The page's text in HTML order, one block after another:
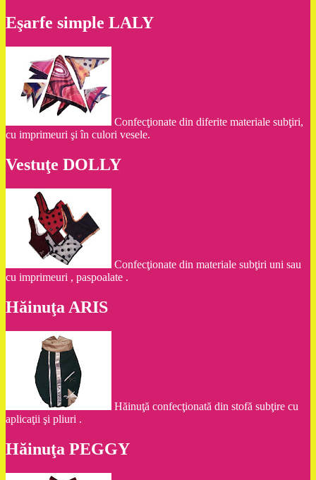
Eşarfe simple LALY
Confecţionate din diferite materiale subţiri,
cu imprimeuri şi în culori vesele.
Vestuţe DOLLY
Confecţionate din materiale subţiri uni sau
cu imprimeuri , paspoalate .
Hăinuţa ARIS
Hăinuţă confecţionată din stofă subţire cu
aplicaţii şi pliuri .
Hăinuţa PEGGY